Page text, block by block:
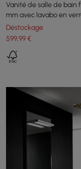
Vanité de salle de
mm avec lavabo en
noyer
Déstockage
599,99€